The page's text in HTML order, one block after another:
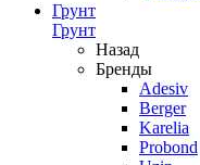
Грунт
Грунт
Назад
Бренды
Adesiv
Berger
Karelia
Probond